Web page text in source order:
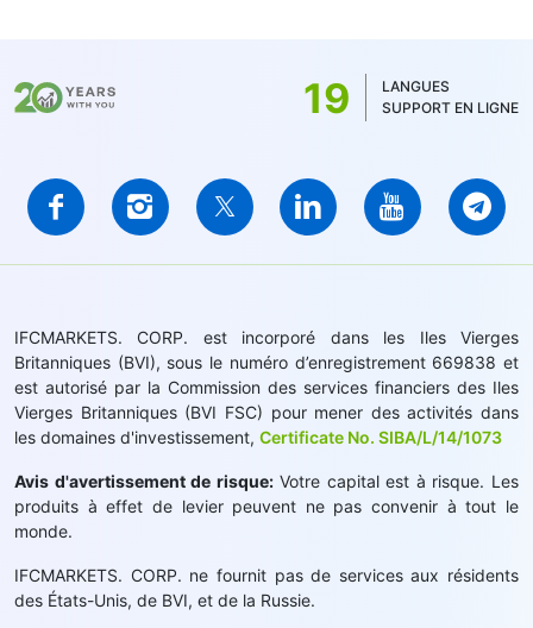
19
LANGUES
SUPPORT EN LIGNE
IFCMARKETS. CORP. est incorporé dans les Iles Vierges
Britanniques (BVI), sous le numéro d’enregistrement 669838 et
est autorisé par la Commission des services financiers des Iles
Vierges Britanniques (BVI FSC) pour mener des activités dans
les domaines d'investissement, Certificate No. SIBA/L/14/1073
Avis d'avertissement de risque:Votre capital est à risque. Les
produits à effet de levier peuvent ne pas convenir à tout le
monde.
IFCMARKETS. CORP. ne fournit pas de services aux résidents
des États-Unis, de BVI, et de la Russie.